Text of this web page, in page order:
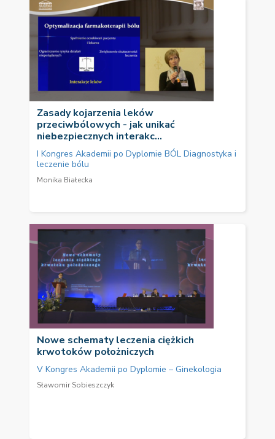
Zasady kojarzenia leków
przeciwbólowych - jak unikać
niebezpiecznych interakc...
I Kongres Akademii po Dyplomie BÓL Diagnostyka i
leczenie bólu
Monika Białecka
Nowe schematy leczenia ciężkich
krwotoków położniczych
V Kongres Akademii po Dyplomie – Ginekologia
Sławomir Sobieszczyk